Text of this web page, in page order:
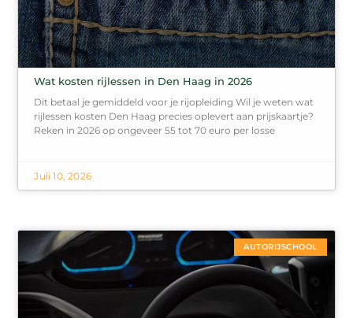
Wat kosten rijlessen in Den Haag in 2026
Dit betaal je gemiddeld voor je rijopleiding Wil je weten wat
rijlessen kosten Den Haag precies oplevert aan prijskaartje?
Reken in 2026 op ongeveer 55 tot 70 euro per losse
Juli 10, 2026
AUTORIJSCHOOL